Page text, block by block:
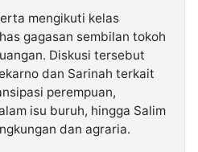
mengikuti kelas
gagasan sembilan tokoh
Diskusi tersebut
dan Sarinah terkait
perempuan,
isu buruh, hingga Salim
dan agraria.